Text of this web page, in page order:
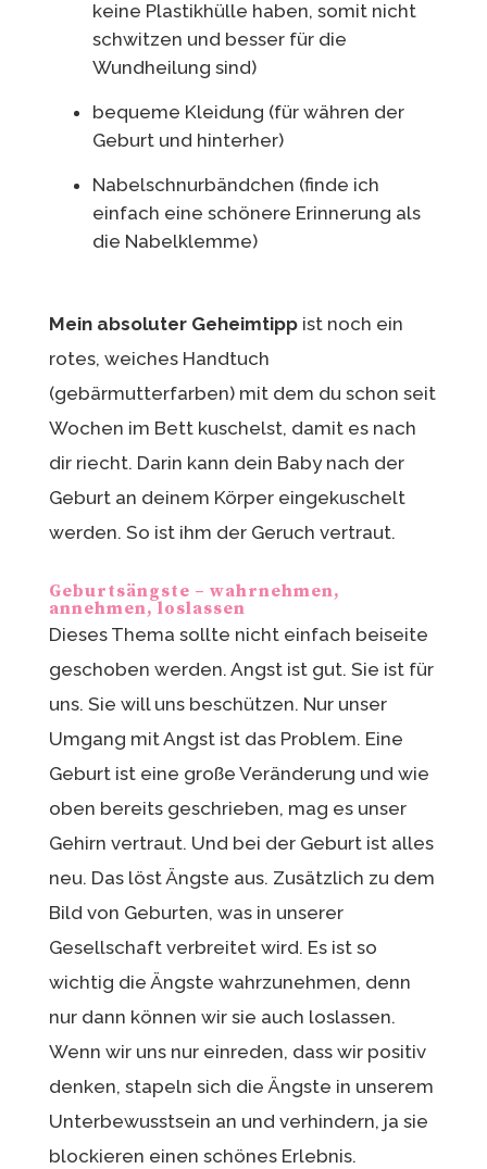
keine Plastikhülle haben, somit nicht
schwitzen und besser für die
Wundheilung sind)
bequeme Kleidung (für währen der
Geburt und hinterher)
Nabelschnurbändchen (finde ich
einfach eine schönere Erinnerung als
die Nabelklemme)
Mein absoluter Geheimtippist noch ein
rotes, weiches Handtuch
(gebärmutterfarben) mit dem du schon seit
Wochen im Bett kuschelst, damit es nach
dir riecht. Darin kann dein Baby nach der
Geburt an deinem Körper eingekuschelt
werden. So ist ihm der Geruch vertraut.
Geburtsängste – wahrnehmen,
annehmen, loslassen
Dieses Thema sollte nicht einfach beiseite
geschoben werden. Angst ist gut. Sie ist für
uns. Sie will uns beschützen. Nur unser
Umgang mit Angst ist das Problem. Eine
Geburt ist eine große Veränderung und wie
oben bereits geschrieben, mag es unser
Gehirn vertraut. Und bei der Geburt ist alles
neu. Das löst Ängste aus. Zusätzlich zu dem
Bild von Geburten, was in unserer
Gesellschaft verbreitet wird. Es ist so
wichtig die Ängste wahrzunehmen, denn
nur dann können wir sie auch loslassen.
Wenn wir uns nur einreden, dass wir positiv
denken, stapeln sich die Ängste in unserem
Unterbewusstsein an und verhindern, ja sie
blockieren einen schönes Erlebnis.